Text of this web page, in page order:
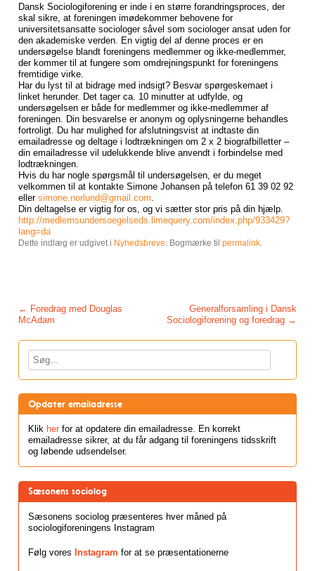
Dansk Sociologiforening er inde i en større forandringsproces, der
skal sikre, at foreningen imødekommer behovene for
universitetsansatte sociologer såvel som sociologer ansat uden for
den akademiske verden. En vigtig del af denne proces er en
undersøgelse blandt foreningens medlemmer og ikke-medlemmer,
der kommer til at fungere som omdrejningspunkt for foreningens
fremtidige virke.
Har du lyst til at bidrage med indsigt? Besvar spørgeskemaet i
linket herunder. Det tager ca. 10 minutter at udfylde, og
undersøgelsen er både for medlemmer og ikke-medlemmer af
foreningen. Din besvarelse er anonym og oplysningerne behandles
fortroligt. Du har mulighed for afslutningsvist at indtaste din
emailadresse og deltage i lodtrækningen om 2 x 2 biografbilletter –
din emailadresse vil udelukkende blive anvendt i forbindelse med
lodtrækningen.
Hvis du har nogle spørgsmål til undersøgelsen, er du meget
velkommen til at kontakte Simone Johansen på telefon 61 39 02 92
eller simone.norlund@gmail.com
Din deltagelse er vigtig for os, og vi sætter stor pris på din hjælp.
http://medlemsundersoegelseds.limequery.com/index.php/933429?
lang=da
Dette indlæg er udgivet i Nyhedsbreve . Bogmærke til permalink
Post navigation
Generalforsamling i Dansk
Sociologiforening og foredrag →
← Foredrag med Douglas
McAdam
Søg
Opdater emailadresse
Klik her for at opdatere din emailadresse. En korrekt
emailadresse sikrer, at du får adgang til foreningens tidsskrift
og løbende udsendelser.
Sæsonens sociolog
Sæsonens sociolog præsenteres hver måned på
sociologiforeningens Instagram
Følg vores Instagram for at se præsentationerne